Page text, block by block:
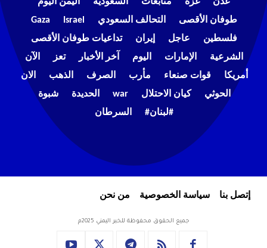
عدن
غزة متابعات السعودية
اليمن اليوم
طوفان الأقصى
التحالف السعودي Israel
Gaza
فلسطين
عاجل إيران
تداعيات طوفان الأقصى
الشرعية
الإمارات اليوم آخر الأخبار تعز
الآن
أمريكا
قوات صنعاء مأرب الصرف الذهب
الان
الحوثي
كيان الاحتلال war الحديدة
شبوة
#لبنان#
السرطان
إتصل بنا سياسة الخصوصية من نحن
جميع الحقوق محفوظة للخبر اليمني 2025م